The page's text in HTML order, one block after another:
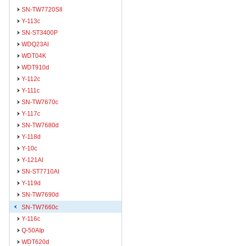
SN-TW7720SII
Y-113c
SN-ST3400P
WDQ23AI
WDT04K
WDT910d
Y-112c
Y-111c
SN-TW7670c
Y-117c
SN-TW7680d
Y-118d
Y-10c
Y-121AI
SN-ST7710AI
Y-119d
SN-TW7690d
SN-TW7660c
Y-116c
Q-50AIp
WDT620d